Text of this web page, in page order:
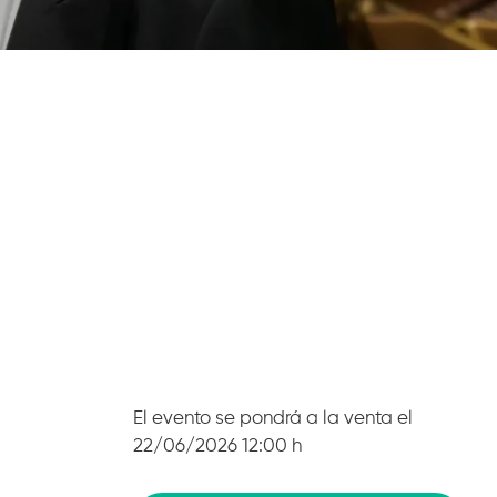
El evento se pondrá a la venta el
22/06/2026 12:00 h